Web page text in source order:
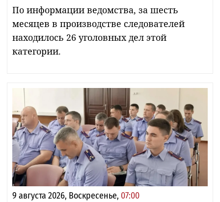
По информации ведомства, за шесть
месяцев в производстве следователей
находилось 26 уголовных дел этой
категории.
9 августа 2026, Воскресенье, 07:00